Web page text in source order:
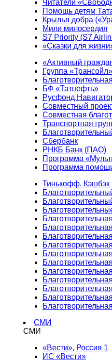
Читатели
Помощь детям
Крылья добра
Мили милосердия
S7 Priority (S7
«Сказки для
«Активный
Группа «Трансойл»
БФ «Татнефть»
Совместный
Совместная
Транспортная
Сбербанк
РНКБ Банк (ПАО)
Программа
Программа
Тинькофф. Кэшбэк
СМИ
СМИ
«Вести», Россия 1
ИС «Вести»